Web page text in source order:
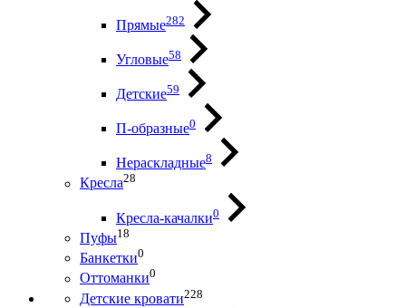
Прямые282
Угловые58
Детские59
П-образные0
Нераскладные8
Кресла28
Кресла-качалки0
Пуфы18
Банкетки0
Оттоманки0
Детские кровати228